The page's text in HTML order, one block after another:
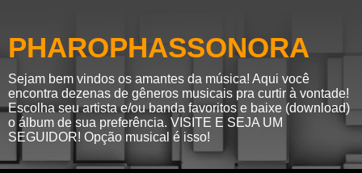
PHAROPHASSONORA
Sejam bem vindos os amantes da música! Aqui você
encontra dezenas de gêneros musicais pra curtir à vontade!
Escolha seu artista e/ou banda favoritos e baixe (download)
o álbum de sua preferência. VISITE E SEJA UM
SEGUIDOR! Opção musical é isso!